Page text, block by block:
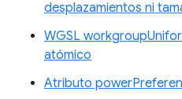
desplazamientos ni
WGSL
atómico
Atributo